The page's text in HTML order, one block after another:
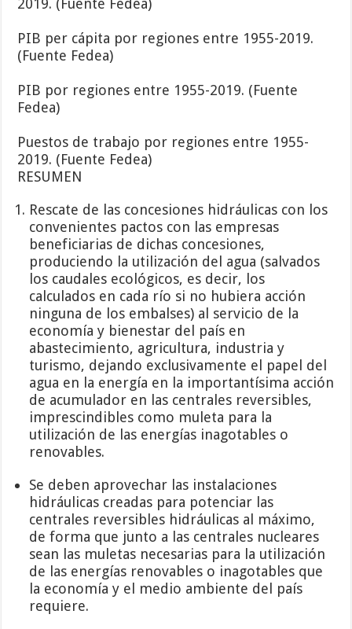
2019. (Fuente Fedea)
PIB per cápita por regiones entre 1955-2019.
(Fuente Fedea)
PIB por regiones entre 1955-2019. (Fuente
Fedea)
Puestos de trabajo por regiones entre 1955-
2019. (Fuente Fedea)
RESUMEN
Rescate de las concesiones hidráulicas con los
convenientes pactos con las empresas
beneficiarias de dichas concesiones,
produciendo la utilización del agua (salvados
los caudales ecológicos, es decir, los
calculados en cada río si no hubiera acción
ninguna de los embalses) al servicio de la
economía y bienestar del país en
abastecimiento, agricultura, industria y
turismo, dejando exclusivamente el papel del
agua en la energía en la importantísima acción
de acumulador en las centrales reversibles,
imprescindibles como muleta para la
utilización de las energías inagotables o
renovables.
Se deben aprovechar las instalaciones
hidráulicas creadas para potenciar las
centrales reversibles hidráulicas al máximo,
de forma que junto a las centrales nucleares
sean las muletas necesarias para la utilización
de las energías renovables o inagotables que
la economía y el medio ambiente del país
requiere.